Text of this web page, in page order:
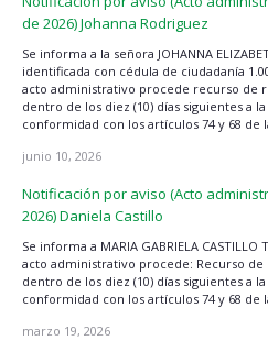
de 2026) Johanna Rodriguez
Se informa a la señora JOHANNA
identificada con cédula de ciudadanía
acto administrativo procede recurso de
dentro de los diez (10) días siguientes a
conformidad con los artículos 74 y 68 de
junio 10, 2026
Notificación por aviso (Acto
2026) Daniela Castillo
Se informa a MARIA GABRIELA
acto administrativo procede: Recurso
dentro de los diez (10) días siguientes a
conformidad con los artículos 74 y 68 de
marzo 19, 2026